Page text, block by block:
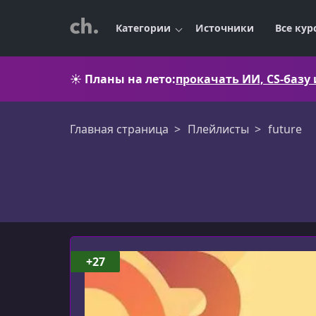
Категории Источники Все
☀️ Планы на лето:прокачать ИИ, CS-
Главная страница Плейлисты future
future
+27